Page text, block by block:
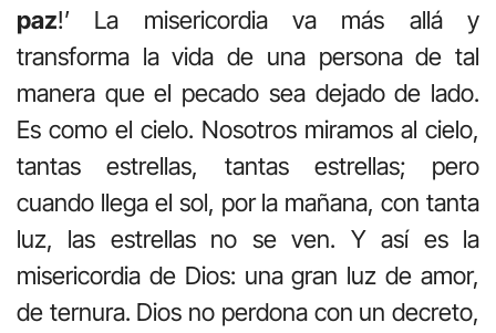
paz!’ La misericordia va más allá y
transforma la vida de una persona de tal
manera que el pecado sea dejado de lado.
Es como el cielo. Nosotros miramos al cielo,
tantas estrellas, tantas estrellas; pero
cuando llega el sol, por la mañana, con tanta
luz, las estrellas no se ven. Y así es la
misericordia de Dios: una gran luz de amor,
de ternura. Dios no perdona con un decreto,